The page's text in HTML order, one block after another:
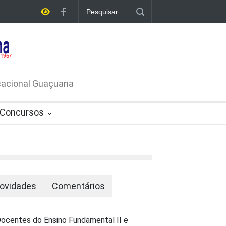
Nº
Guaçuana
Concursos
Comentários
do Ensino Fundamental II e